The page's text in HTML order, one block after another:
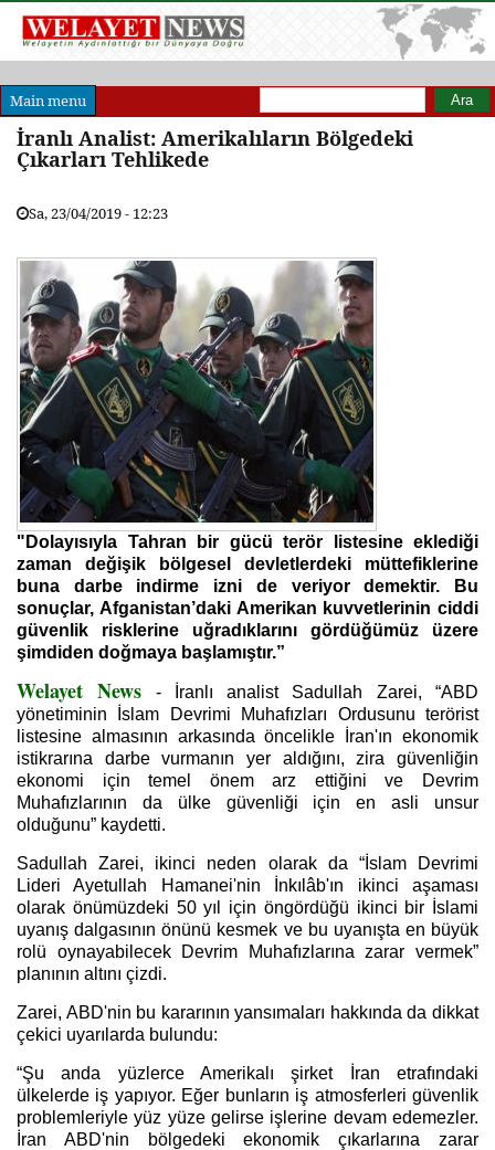
Main menu Arama formu
Ara
İranlı Analist: Amerikalıların Bölgedeki
Çıkarları Tehlikede
Sa, 23/04/2019 - 12:23
"Dolayısıyla Tahran bir gücü terör listesine eklediği
zaman değişik bölgesel devletlerdeki müttefiklerine
buna darbe indirme izni de veriyor demektir. Bu
sonuçlar, Afganistan’daki Amerikan kuvvetlerinin ciddi
güvenlik risklerine uğradıklarını gördüğümüz üzere
şimdiden doğmaya başlamıştır.”
Welayet News - İranlı analist Sadullah Zarei, “ABD
yönetiminin İslam Devrimi Muhafızları Ordusunu terörist
listesine almasının arkasında öncelikle İran'ın ekonomik
istikrarına darbe vurmanın yer aldığını, zira güvenliğin
ekonomi için temel önem arz ettiğini ve Devrim
Muhafızlarının da ülke güvenliği için en asli unsur
olduğunu” kaydetti.
Sadullah Zarei, ikinci neden olarak da “İslam Devrimi
Lideri Ayetullah Hamanei'nin İnkılâb'ın ikinci aşaması
olarak önümüzdeki 50 yıl için öngördüğü ikinci bir İslami
uyanış dalgasının önünü kesmek ve bu uyanışta en büyük
rolü oynayabilecek Devrim Muhafızlarına zarar vermek”
planının altını çizdi.
Zarei, ABD'nin bu kararının yansımaları hakkında da dikkat
çekici uyarılarda bulundu:
“Şu anda yüzlerce Amerikalı şirket İran etrafındaki
ülkelerde iş yapıyor. Eğer bunların iş atmosferleri güvenlik
problemleriyle yüz yüze gelirse işlerine devam edemezler.
İran ABD'nin bölgedeki ekonomik çıkarlarına zarar